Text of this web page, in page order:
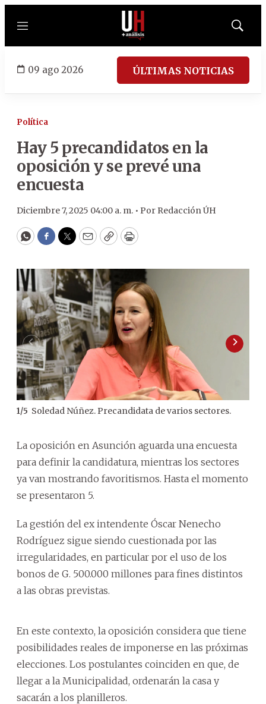
Menú
Mostrar
09 ago 2026 ÚLTIMAS NOTICIAS
Política
Hay 5 precandidatos en la
oposición y se prevé una
encuesta
Diciembre 7, 2025 04:00 a. m. • Por Redacción ÚH
WhatsApp
Facebook
Twitter
EmailCopyPrint
1/5 Soledad Núñez. Precandidata de varios sectores.
La oposición en Asunción aguarda una encuesta
para definir la candidatura, mientras los sectores
ya van mostrando favoritismos. Hasta el momento
se presentaron 5.
La gestión del ex intendente Óscar Nenecho
Rodríguez sigue siendo cuestionada por las
irregularidades, en particular por el uso de los
bonos de G. 500.000 millones para fines distintos
a las obras previstas.
En este contexto, la oposición considera que tiene
posibilidades reales de imponerse en las próximas
elecciones. Los postulantes coinciden en que, de
llegar a la Municipalidad, ordenarán la casa y
sacarán a los planilleros.